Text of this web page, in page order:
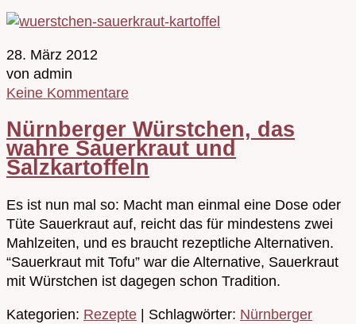
28. März 2012
von admin
Keine Kommentare
Nürnberger Würstchen, das
wahre Sauerkraut und
Salzkartoffeln
Es ist nun mal so: Macht man einmal eine Dose oder
Tüte Sauerkraut auf, reicht das für mindestens zwei
Mahlzeiten, und es braucht rezeptliche Alternativen.
“Sauerkraut mit Tofu” war die Alternative, Sauerkraut
mit Würstchen ist dagegen schon Tradition.
Kategorien: Rezepte | Schlagwörter: Nürnberger